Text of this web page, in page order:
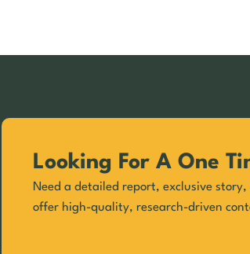
Looking For A One
Need a detailed report, exclusive
offer high-quality, research-driven